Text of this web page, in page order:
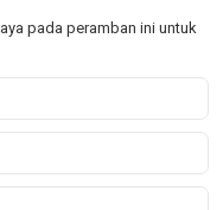
pada peramban ini untuk